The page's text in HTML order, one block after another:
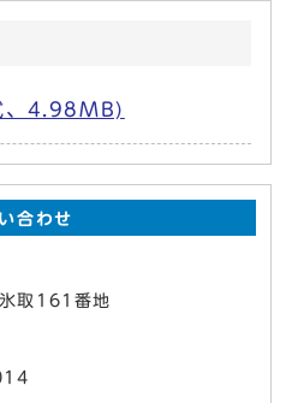
、4.98MB)
合わせ
取161番地